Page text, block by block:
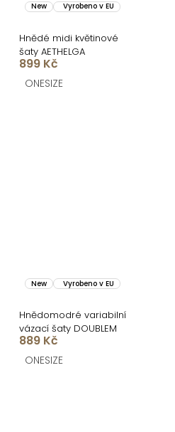
New Vyrobeno v EU
Hnědé midi květinové
šaty AETHELGA
899 Kč
ONESIZE
New Vyrobeno v EU
Hnědomodré variabilní
vázací šaty DOUBLEM
889 Kč
ONESIZE